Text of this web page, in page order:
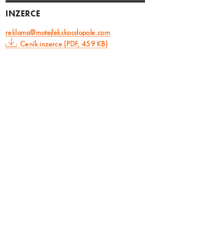
INZERCE
reklama@motejlekskocdopole.com
Ceník inzerce (PDF, 459 KB)